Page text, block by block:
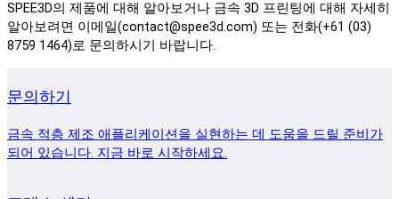
SPEE3D의 제품에 대해 알아보거나 금속 3D 프린팅에 대해 자세히
알아보려면 이메일(contact@spee3d.com) 또는 전화(+61 (03)
8759 1464)로 문의하시기 바랍니다.
문의하기
금속 적층 제조 애플리케이션을 실현하는 데 도움을 드릴 준비가
되어 있습니다. 지금 바로 시작하세요.